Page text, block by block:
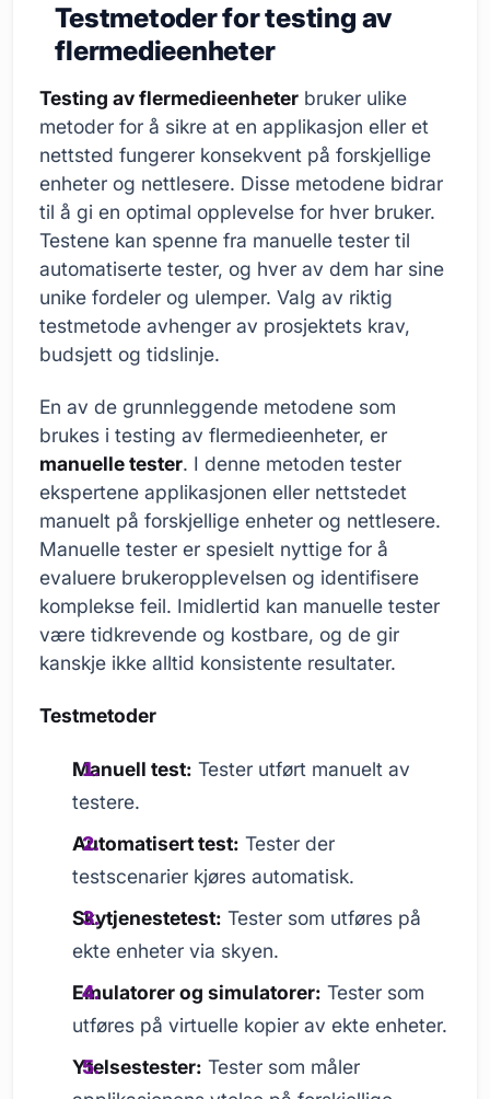
Testmetoder for testing av
flermedieenheter
Testing av flermedieenheter bruker ulike
metoder for å sikre at en applikasjon eller et
nettsted fungerer konsekvent på forskjellige
enheter og nettlesere. Disse metodene bidrar
til å gi en optimal opplevelse for hver bruker.
Testene kan spenne fra manuelle tester til
automatiserte tester, og hver av dem har sine
unike fordeler og ulemper. Valg av riktig
testmetode avhenger av prosjektets krav,
budsjett og tidslinje.
En av de grunnleggende metodene som
brukes i testing av flermedieenheter, er
manuelle tester. I denne metoden tester
ekspertene applikasjonen eller nettstedet
manuelt på forskjellige enheter og nettlesere.
Manuelle tester er spesielt nyttige for å
evaluere brukeropplevelsen og identifisere
komplekse feil. Imidlertid kan manuelle tester
være tidkrevende og kostbare, og de gir
kanskje ikke alltid konsistente resultater.
Testmetoder
Manuell test: Tester utført manuelt av
testere.
Automatisert test: Tester der
testscenarier kjøres automatisk.
Skytjenestetest: Tester som utføres på
ekte enheter via skyen.
Emulatorer og simulatorer: Tester som
utføres på virtuelle kopier av ekte enheter.
Ytelsestester: Tester som måler